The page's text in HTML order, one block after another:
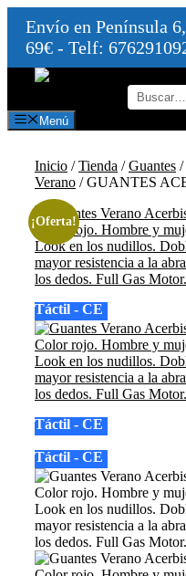
Envío en Península
69€ - Telf:
Saltar
contenido
Menú
Inicio /Tienda /Guantes /
Verano / GUANTES
¡Oferta!
Táctil - CE
Táctil - CE
Táctil - CE